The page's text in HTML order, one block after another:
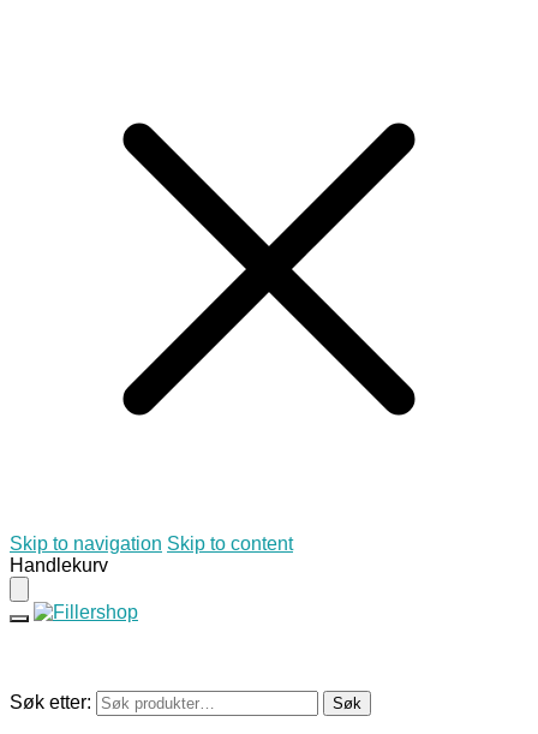
Skip to navigation Skip to content
Handlekurv
Søk etter: Søk